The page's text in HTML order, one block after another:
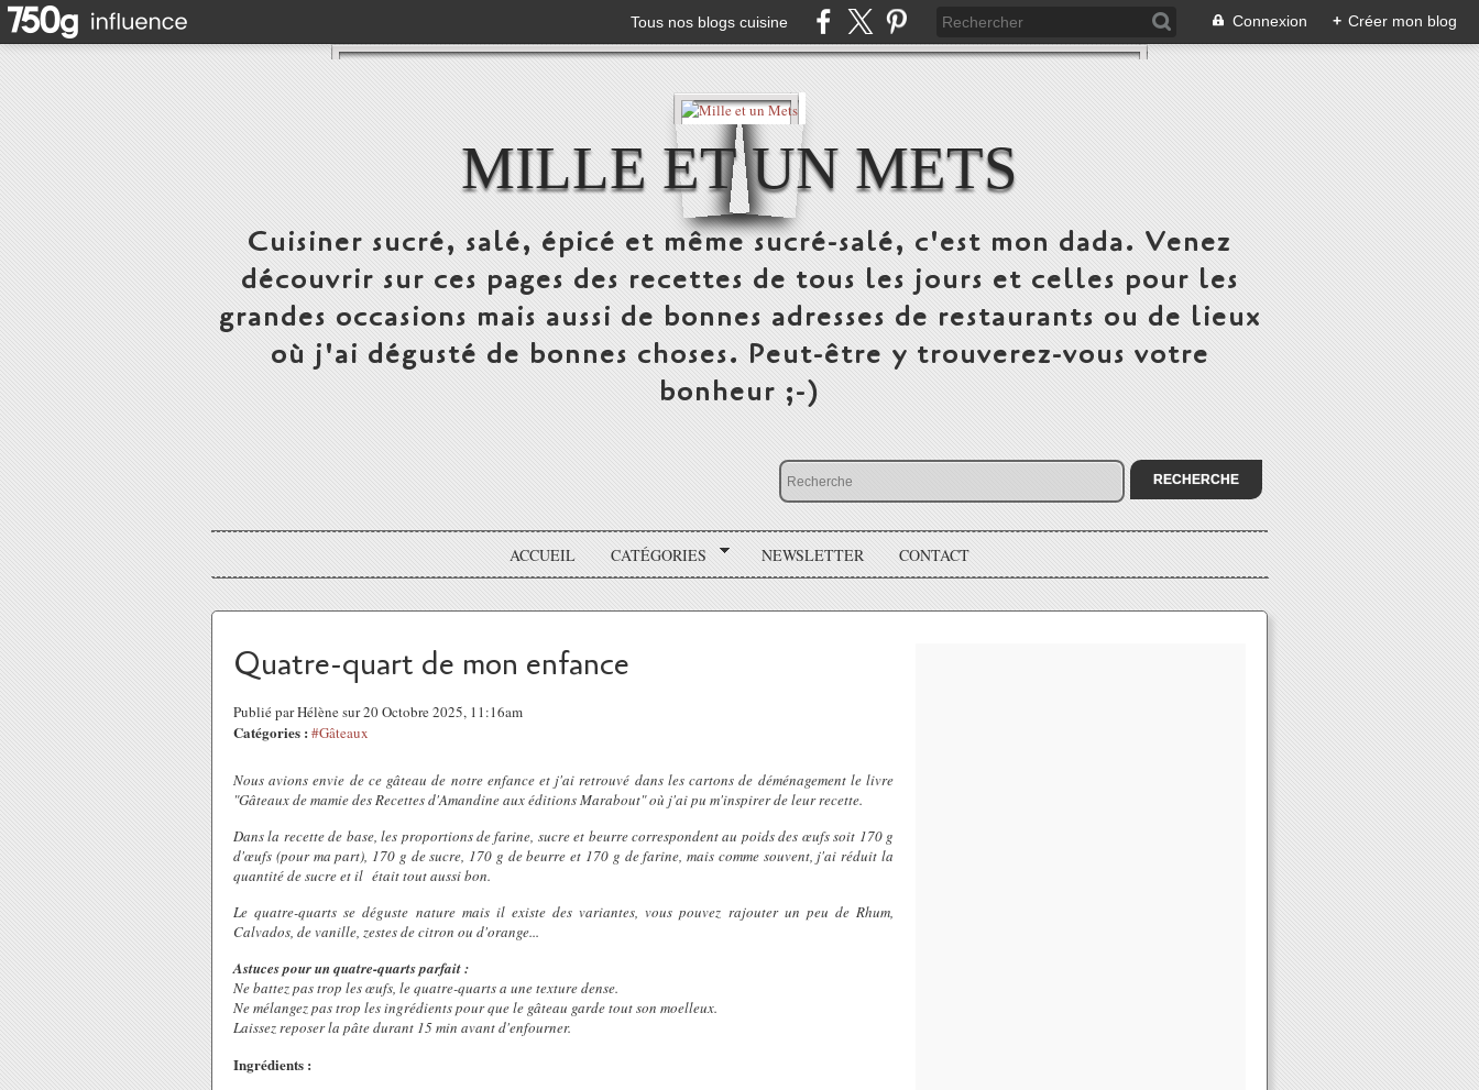
Tous nos blogs cuisine Connexion + Créer mon blog
MILLE ET UN METS
Cuisiner sucré, salé, épicé et même sucré-salé, c'est mon dada. Venez
découvrir sur ces pages des recettes de tous les jours et celles pour les
grandes occasions mais aussi de bonnes adresses de restaurants ou de lieux
où j'ai dégusté de bonnes choses. Peut-être y trouverez-vous votre
bonheur ;-)
ACCUEIL CATÉGORIES NEWSLETTER CONTACT
Quatre-quart de mon enfance
Publié par Hélène sur 20 Octobre 2025, 11:16am
Catégories : #Gâteaux
Nous avions envie de ce gâteau de notre enfance et j'ai retrouvé dans les cartons de déménagement le livre
"Gâteaux de mamie des Recettes d'Amandine aux éditions Marabout" où j'ai pu m'inspirer de leur recette.
Dans la recette de base, les proportions de farine, sucre et beurre correspondent au poids des œufs soit 170 g
d'œufs (pour ma part), 170 g de sucre, 170 g de beurre et 170 g de farine, mais comme souvent, j'ai réduit la
quantité de sucre et il était tout aussi bon.
Le quatre-quarts se déguste nature mais il existe des variantes, vous pouvez rajouter un peu de Rhum,
Calvados, de vanille, zestes de citron ou d'orange...
Astuces pour un​ quatre-quarts parfait :
Ne battez pas trop les œufs, le quatre-quarts a une texture dense.
Ne mélangez pas trop les ingrédients pour que le gâteau garde tout son moelleux.
Laissez reposer la pâte durant 15 min avant d'enfourner.
Ingrédients :